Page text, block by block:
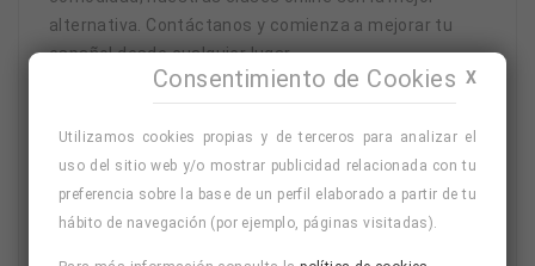
alternativa. Contáctanos y comienza a mejorar tu
español desde cualquier lugar.
Solicita
información
X
Consentimiento de Cookies
Utilizamos cookies propias y de terceros para analizar el
uso del sitio web y/o mostrar publicidad relacionada con tu
preferencia sobre la base de un perfil elaborado a partir de tu
hábito de navegación (por ejemplo, páginas visitadas).